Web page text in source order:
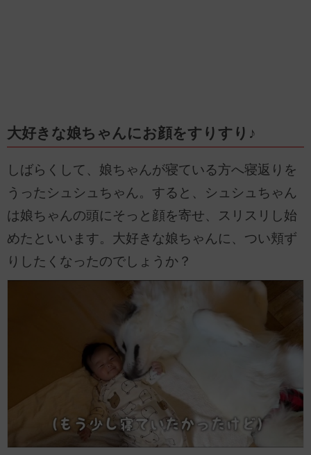
大好きな娘ちゃんにお顔をすりすり♪
しばらくして、娘ちゃんが寝ている方へ寝返りを
うったシュシュちゃん。すると、シュシュちゃん
は娘ちゃんの頭にそっと顔を寄せ、スリスリし始
めたといいます。大好きな娘ちゃんに、つい頬ず
りしたくなったのでしょうか？